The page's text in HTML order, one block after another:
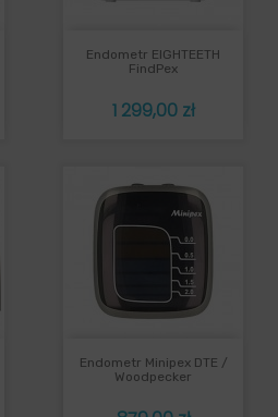
Endometr EIGHTEETH
FindPex
Cena
1 299,00 zł
Endometr Minipex DTE /
Woodpecker